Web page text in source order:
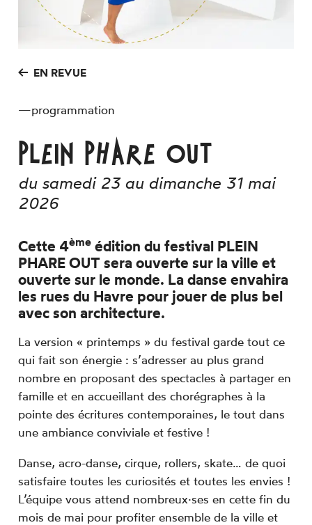
EN REVUE
—programmation
PLEIN PHARE OUT
du samedi 23 au dimanche 31 mai
2026
Cette 4ème édition du festival PLEIN
PHAREOUT sera ouverte sur la ville et
ouverte sur le monde. La danse envahira
les rues du Havre pour jouer de plus bel
avec son architecture.
La version « printemps » du festival garde tout ce
qui fait son énergie : s’adresser au plus grand
nombre en proposant des spectacles à partager en
famille et en accueillant des chorégraphes à la
pointe des écritures contemporaines, le tout dans
une ambiance conviviale et festive !
Danse, acro-danse, cirque, rollers, skate… de quoi
satisfaire toutes les curiosités et toutes les envies !
L’équipe vous attend nombreux·ses en cette fin du
mois de mai pour profiter ensemble de la ville et
Espace technique